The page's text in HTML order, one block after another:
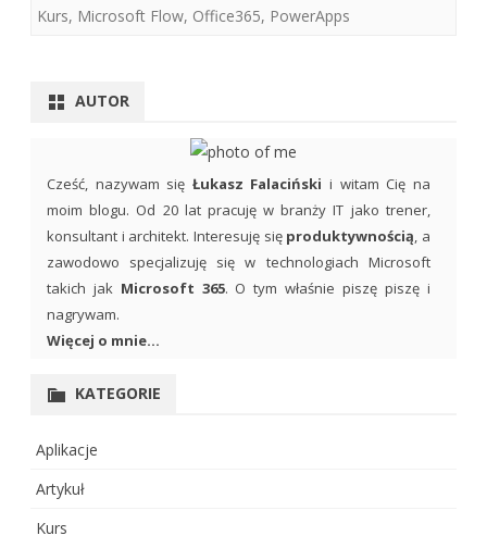
Kurs, Microsoft Flow, Office365, PowerApps
AUTOR
Cześć, nazywam się Łukasz Falaciński i witam Cię na
moim blogu. Od 20 lat pracuję w branży IT jako trener,
konsultant i architekt. Interesuję się produktywnością, a
zawodowo specjalizuję się w technologiach Microsoft
takich jak Microsoft 365. O tym właśnie piszę piszę i
nagrywam.
Więcej o mnie...
KATEGORIE
Aplikacje
Artykuł
Kurs